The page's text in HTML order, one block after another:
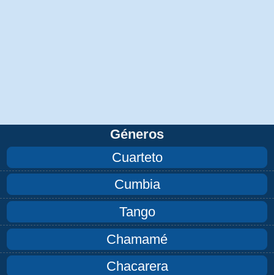
Géneros
Cuarteto
Cumbia
Tango
Chamamé
Chacarera